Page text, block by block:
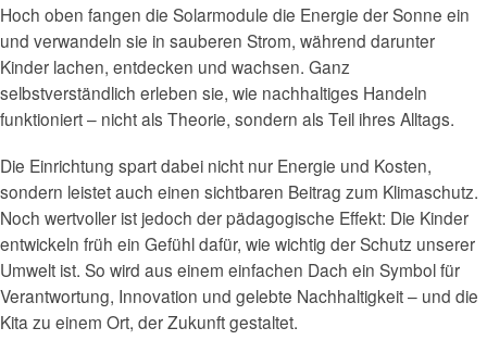
Hoch oben fangen die Solarmodule die Energie der Sonne ein
und verwandeln sie in sauberen Strom, während darunter
Kinder lachen, entdecken und wachsen. Ganz
selbstverständlich erleben sie, wie nachhaltiges Handeln
funktioniert – nicht als Theorie, sondern als Teil ihres Alltags.
Die Einrichtung spart dabei nicht nur Energie und Kosten,
sondern leistet auch einen sichtbaren Beitrag zum Klimaschutz.
Noch wertvoller ist jedoch der pädagogische Effekt: Die Kinder
entwickeln früh ein Gefühl dafür, wie wichtig der Schutz unserer
Umwelt ist. So wird aus einem einfachen Dach ein Symbol für
Verantwortung, Innovation und gelebte Nachhaltigkeit – und die
Kita zu einem Ort, der Zukunft gestaltet.